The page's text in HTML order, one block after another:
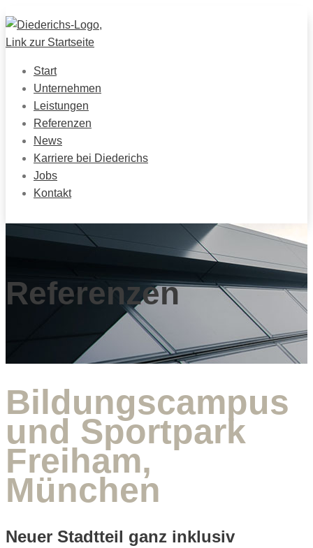
Start
Unternehmen
Leistungen
Referenzen
News
Karriere bei Diederichs
Jobs
Kontakt
Referenzen
Bildungscampus
und Sportpark
Freiham,
München
Neuer Stadtteil ganz inklusiv